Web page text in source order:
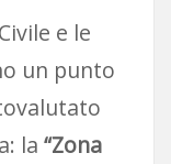
e le
un punto
la “Zona